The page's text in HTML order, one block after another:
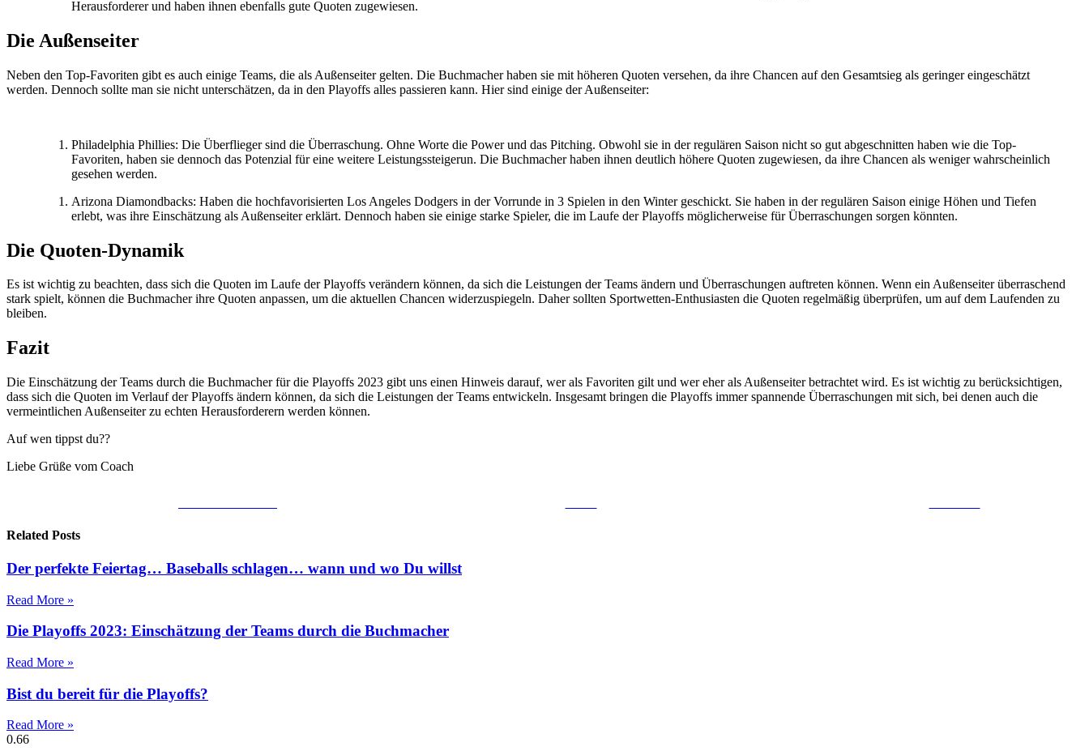
Herausforderer und haben ihnen ebenfalls gute Quoten zugewiesen.
Die Außenseiter
Neben den Top-Favoriten gibt es auch einige Teams, die als Außenseiter gelten. Die Buchmacher haben sie mit höheren Quoten versehen, da ihre Chancen auf den Gesamtsieg als geringer eingeschätzt
werden. Dennoch sollte man sie nicht unterschätzen, da in den Playoffs alles passieren kann. Hier sind einige der Außenseiter:
Philadelphia Phillies: Die Überflieger sind die Überraschung. Ohne Worte die Power und das Pitching. Obwohl sie in der regulären Saison nicht so gut abgeschnitten haben wie die Top-
Favoriten, haben sie dennoch das Potenzial für eine weitere Leistungssteigerun. Die Buchmacher haben ihnen deutlich höhere Quoten zugewiesen, da ihre Chancen als weniger wahrscheinlich
gesehen werden.
Arizona Diamondbacks: Haben die hochfavorisierten Los Angeles Dodgers in der Vorrunde in 3 Spielen in den Winter geschickt. Sie haben in der regulären Saison einige Höhen und Tiefen
erlebt, was ihre Einschätzung als Außenseiter erklärt. Dennoch haben sie einige starke Spieler, die im Laufe der Playoffs möglicherweise für Überraschungen sorgen könnten.
Die Quoten-Dynamik
Es ist wichtig zu beachten, dass sich die Quoten im Laufe der Playoffs verändern können, da sich die Leistungen der Teams ändern und Überraschungen auftreten können. Wenn ein Außenseiter überraschend
stark spielt, können die Buchmacher ihre Quoten anpassen, um die aktuellen Chancen widerzuspiegeln. Daher sollten Sportwetten-Enthusiasten die Quoten regelmäßig überprüfen, um auf dem Laufenden zu
bleiben.
Fazit
Die Einschätzung der Teams durch die Buchmacher für die Playoffs 2023 gibt uns einen Hinweis darauf, wer als Favoriten gilt und wer eher als Außenseiter betrachtet wird. Es ist wichtig zu berücksichtigen,
dass sich die Quoten im Verlauf der Playoffs ändern können, da sich die Leistungen der Teams entwickeln. Insgesamt bringen die Playoffs immer spannende Überraschungen mit sich, bei denen auch die
vermeintlichen Außenseiter zu echten Herausforderern werden können.
Auf wen tippst du??
Liebe Grüße vom Coach
Related Posts
Der perfekte Feiertag… Baseballs schlagen… wann und wo Du willst
Read More »
Die Playoffs 2023: Einschätzung der Teams durch die Buchmacher
Read More »
Bist du bereit für die Playoffs?
Read More »